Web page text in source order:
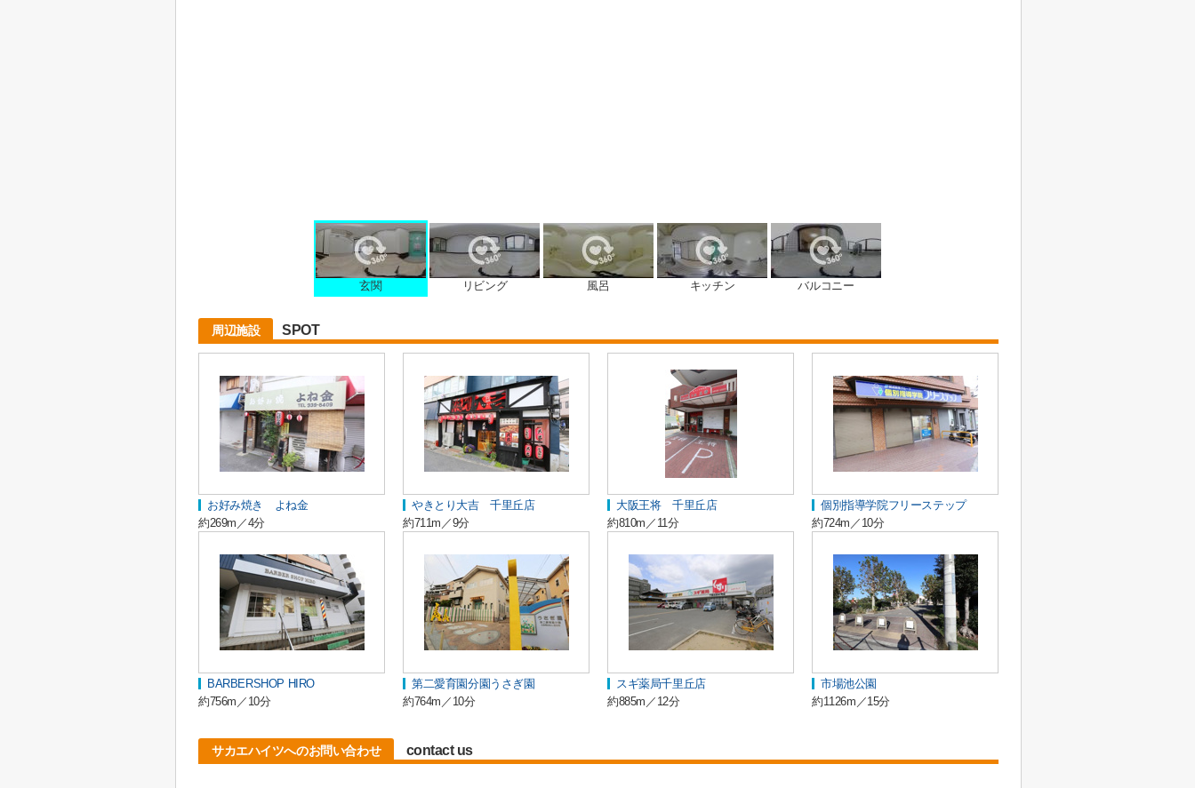
玄関 リビング 風呂 キッチン バルコニー
周辺施設 SPOT
お好み焼き よね金
約269m／4分
やきとり大吉 千里丘店
約711m／9分
大阪王将 千里丘店
約810m／11分
個別指導学院フリーステップ
約724m／10分
BARBERSHOP HIRO
約756m／10分
第二愛育園分園うさぎ園
約764m／10分
スギ薬局千里丘店
約885m／12分
市場池公園
約1126m／15分
サカエハイツへのお問い合わせ contact us